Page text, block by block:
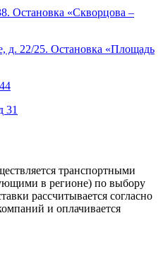
Остановка «Скворцова –
д. 22/25. Остановка «Площадь
31
транспортными
в регионе) по выбору
рассчитывается согласно
и оплачивается